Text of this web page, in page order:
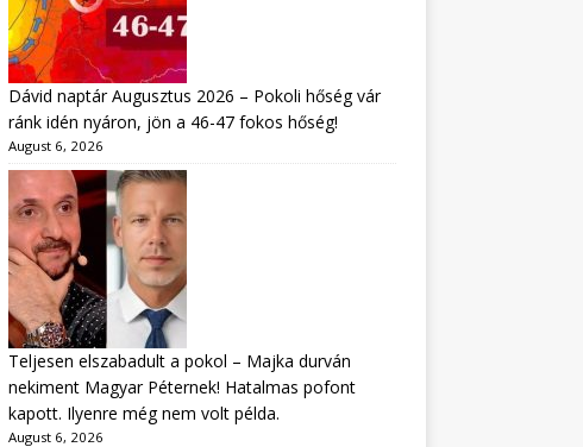
Dávid naptár Augusztus 2026 – Pokoli hőség vár
ránk idén nyáron, jön a 46-47 fokos hőség!
August 6, 2026
Teljesen elszabadult a pokol – Majka durván
nekiment Magyar Péternek! Hatalmas pofont
kapott. Ilyenre még nem volt példa.
August 6, 2026